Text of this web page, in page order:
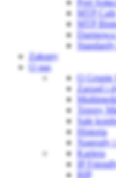
Port
MTP Cafe
MTP
Zakupy
O nas
O Grupie
Zarząd i
Tereny
Sale
Historia
Nagrody
Kariera
IP
BIP